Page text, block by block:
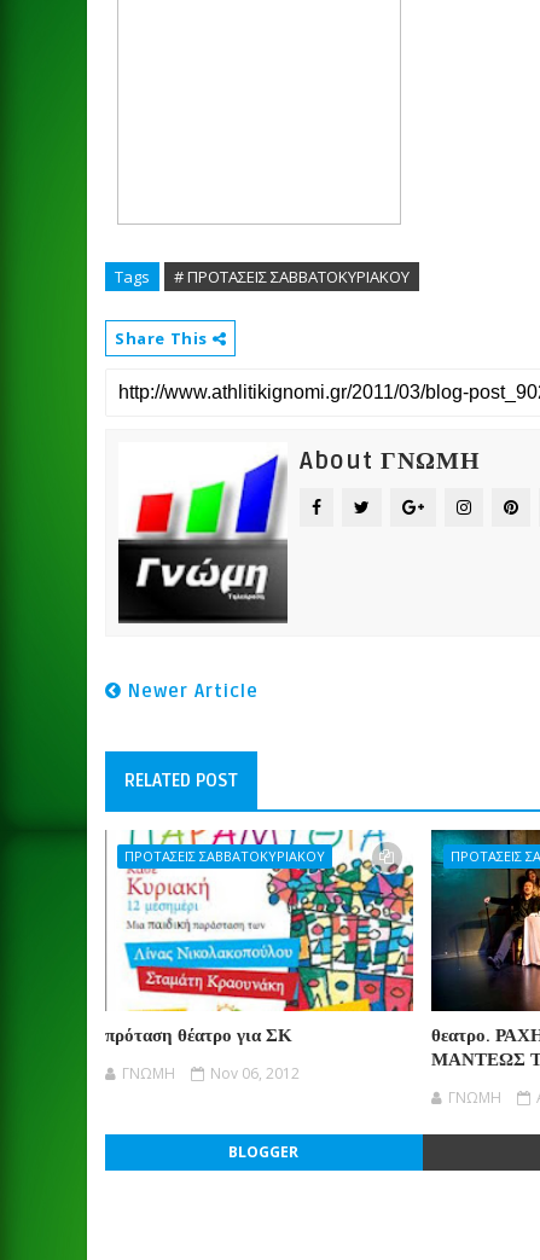
Tags # ΠΡΟΤΑΣΕΙΣ ΣΑΒΒΑΤΟΚΥΡΙΑΚΟΥ
Share This
About ΓΝΩΜΗ
Newer Article
RELATED POST
ΠΡΟΤΑΣΕΙΣ ΣΑΒΒΑΤΟΚΥΡΙΑΚΟΥ
πρόταση θέατρο για ΣΚ
ΓΝΩΜΗ Nov 06, 2012
ΠΡΟΤΑΣΕΙΣ
θεατρο.
ΜΑΝΤΕΩΣ
ΓΝΩΜΗ
BLOGGER